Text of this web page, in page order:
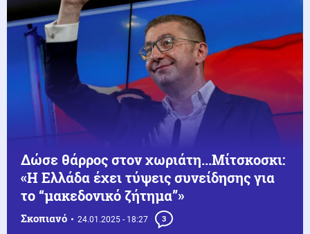
Σκοπιανό 24.01.2025 - 18:27 3
Δώσε θάρρος στον χωριάτη...Μίτσκοσκι:
«Η Ελλάδα έχει τύψεις συνείδησης για
το “μακεδονικό ζήτημα”»